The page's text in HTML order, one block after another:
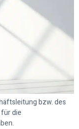
bzw. des
die